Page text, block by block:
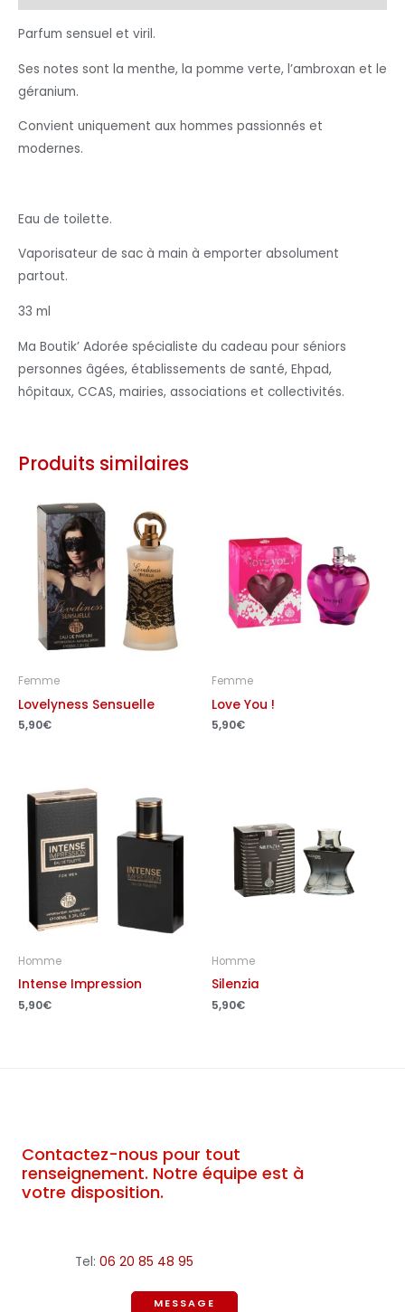
Parfum sensuel et viril.
Ses notes sont la menthe, la pomme verte, l’ambroxan et le
géranium.
Convient uniquement aux hommes passionnés et
modernes.
Eau de toilette.
Vaporisateur de sac à main à emporter absolument
partout.
33 ml
Ma Boutik’ Adorée spécialiste du cadeau pour séniors
personnes âgées, établissements de santé, Ehpad,
hôpitaux, CCAS, mairies, associations et collectivités.
Produits similaires
Femme
Lovelyness Sensuelle
5,90€
Femme
Love You !
5,90€
Homme
Intense Impression
5,90€
Homme
Silenzia
5,90€
Contactez-nous pour tout
renseignement. Notre équipe est à
votre disposition.
Tel: 06 20 85 48 95
MESSAGE